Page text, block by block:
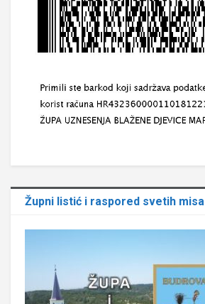
Župni listić i raspored svetih misa